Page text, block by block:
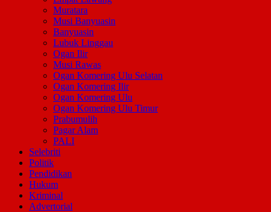
Muratara
Musi Banyuasin
Banyuasin
Lubuk Linggau
Ogan Ilir
Musi Rawas
Ogan Komering Ulu Selatan
Ogan Komering Ilir
Ogan Komering Ulu
Ogan Komering Ulu Timur
Prabumulih
Pagar Alam
PALI
Selebriti
Politik
Pendidikan
Hukum
Kriminal
Advertorial